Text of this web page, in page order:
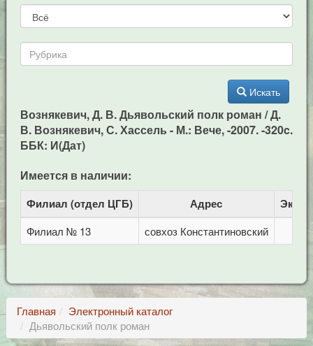
Искать
Вознякевич, Д. В. Дьявольский полк роман / Д.
В. Вознякевич, С. Хассель - М.: Вече, -2007. -320c.
ББК: И(Дат)
Имеется в наличии:
Филиал (отдел ЦГБ) Адрес
Филиал № 13 совхоз Константиновский
Главная
Электронный каталог
Дьявольский полк роман